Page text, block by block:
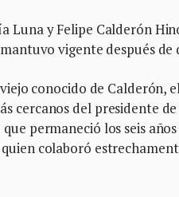
Luna y Felipe Calderón
vigente después
conocido de Calderón,
cercanos del presidente
permaneció los seis
colaboró